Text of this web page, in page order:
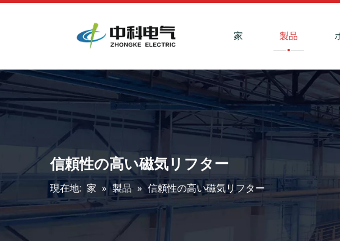
家 製品
信頼性の高い磁気リフター
現在地: 家 » 製品 » 信頼性の高い磁気リフター